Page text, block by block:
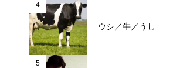
4
ウシ／牛／うし
5